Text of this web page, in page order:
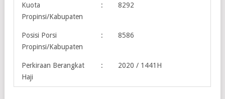
Kuota
Propinsi/Kabupaten
: 8292
Posisi Porsi
Propinsi/Kabupaten
: 8586
Perkiraan Berangkat
Haji
: 2020 / 1441H